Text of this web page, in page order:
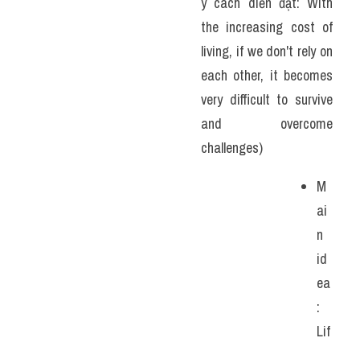
the increasing cost of
living, if we don't rely on
each other, it becomes
very difficult to survive
and overcome
challenges)
M
ai
n
id
ea
:
Lif